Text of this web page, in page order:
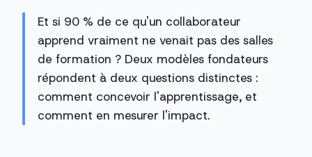
Et si 90 % de ce qu'un collaborateur
apprend vraiment ne venait pas des salles
de formation ? Deux modèles fondateurs
répondent à deux questions distinctes :
comment concevoir l'apprentissage, et
comment en mesurer l'impact.